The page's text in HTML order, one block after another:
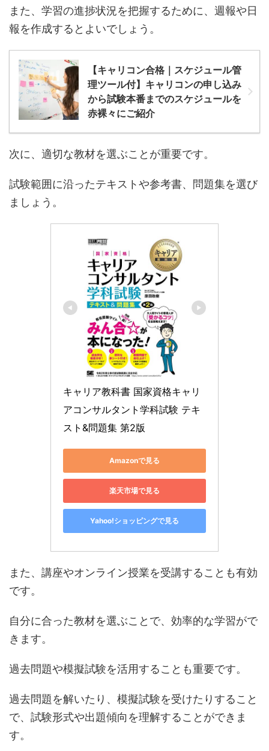
また、学習の進捗状況を把握するために、週報や日
報を作成するとよいでしょう。
【キャリコン合格｜スケジュール管
理ツール付】キャリコンの申し込み
から試験本番までのスケジュールを
赤裸々にご紹介
次に、適切な教材を選ぶことが重要です。
試験範囲に沿ったテキストや参考書、問題集を選び
ましょう。
キャリア教科書 国家資格キャリ
アコンサルタント学科試験 テキ
スト&問題集 第2版
Amazonで見る
楽天市場で見る
Yahoo!ショッピングで見る
また、講座やオンライン授業を受講することも有効
です。
自分に合った教材を選ぶことで、効率的な学習がで
きます。
過去問題や模擬試験を活用することも重要です。
過去問題を解いたり、模擬試験を受けたりすること
で、試験形式や出題傾向を理解することができま
す。